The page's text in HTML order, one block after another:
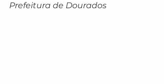
Prefeitura de Dourados